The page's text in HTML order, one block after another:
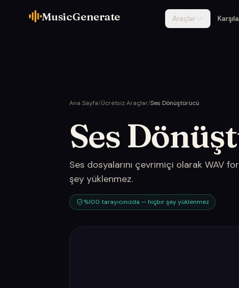
MusicGenerate Araçlar
Ana Sayfa/Ücretsiz Araçlar/Ses Dönüştürücü
Ses
Ses dosyalarını çevrimiçi olarak WAV
şey yüklenmez.
%100 tarayıcınızda — hiçbir şey yüklenmez